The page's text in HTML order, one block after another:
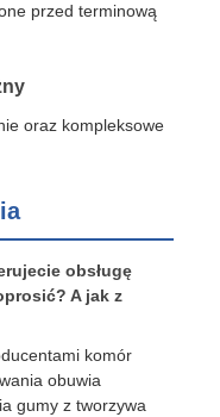
przed terminową
oraz kompleksowe
obsługę
A jak z
komór
obuwia
gumy z tworzywa